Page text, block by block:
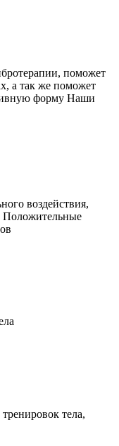
поможет
а так же поможет
форму Наши
воздействия,
Положительные
тела,